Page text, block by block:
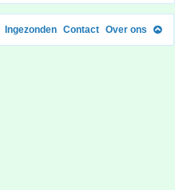
Ingezonden Contact Over ons